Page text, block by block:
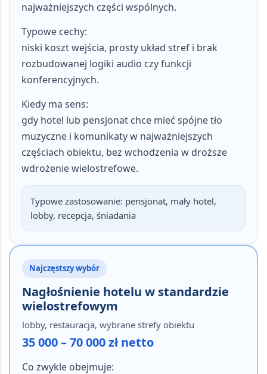
najważniejszych części wspólnych.
Typowe cechy:
niski koszt wejścia, prosty układ stref i brak
rozbudowanej logiki audio czy funkcji
konferencyjnych.
Kiedy ma sens:
gdy hotel lub pensjonat chce mieć spójne tło
muzyczne i komunikaty w najważniejszych
częściach obiektu, bez wchodzenia w droższe
wdrożenie wielostrefowe.
Typowe zastosowanie: pensjonat, mały hotel,
lobby, recepcja, śniadania
Najczęstszy wybór
Nagłośnienie hotelu w standardzie
wielostrefowym
lobby, restauracja, wybrane strefy obiektu
35 000 – 70 000 zł netto
Co zwykle obejmuje: